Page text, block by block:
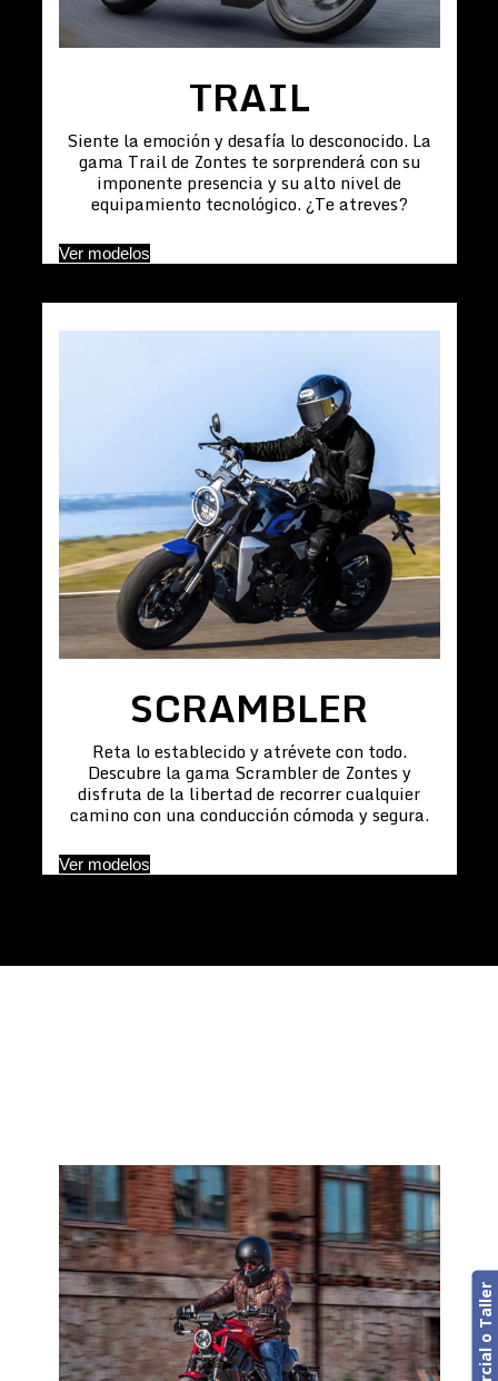
TRAIL
Siente la emoción y desafía lo desconocido. La
gama Trail de Zontes te sorprenderá con su
imponente presencia y su alto nivel de
equipamiento tecnológico. ¿Te atreves?
Ver modelos
SCRAMBLER
Reta lo establecido y atrévete con todo.
Descubre la gama Scrambler de Zontes y
disfruta de la libertad de recorrer cualquier
camino con una conducción cómoda y segura.
Ver modelos